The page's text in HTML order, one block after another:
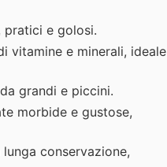
pratici e golosi.
vitamine e minerali, ideale
grandi e piccini.
morbide e gustose,
conservazione,